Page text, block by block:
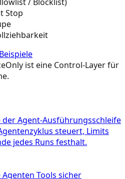
Stop
ist eine Control-Layer für
Agent-Ausführungsschleife
steuert, Limits
jedes Runs festhalt.
Agenten Tools sicher